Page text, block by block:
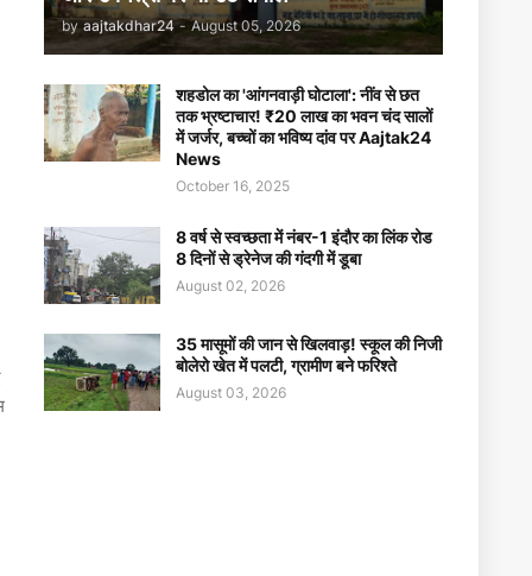
by aajtakdhar24 - August 05, 2026
शहडोल का 'आंगनवाड़ी घोटाला': नींव से छत
तक भ्रष्टाचार! ₹20 लाख का भवन चंद सालों
में जर्जर, बच्चों का भविष्य दांव पर Aajtak24
News
October 16, 2025
8 वर्ष से स्वच्छता में नंबर-1 इंदौर का लिंक रोड
8 दिनों से ड्रेनेज की गंदगी में डूबा
August 02, 2026
35 मासूमों की जान से खिलवाड़! स्कूल की निजी
बोलेरो खेत में पलटी, ग्रामीण बने फरिश्ते
August 03, 2026